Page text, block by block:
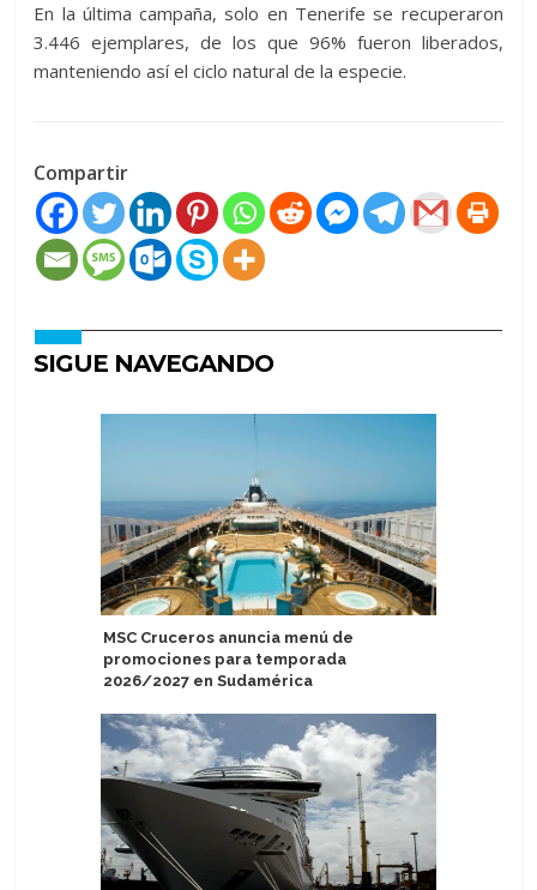
En la última campaña, solo en Tenerife se recuperaron
3.446 ejemplares, de los que 96% fueron liberados,
manteniendo así el ciclo natural de la especie.
Compartir
SIGUE NAVEGANDO
MSC Cruceros anuncia menú de
promociones para temporada
2026/2027 en Sudamérica